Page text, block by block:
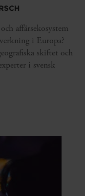
affärsekosystem
i Europa?
skiftet och
i svensk